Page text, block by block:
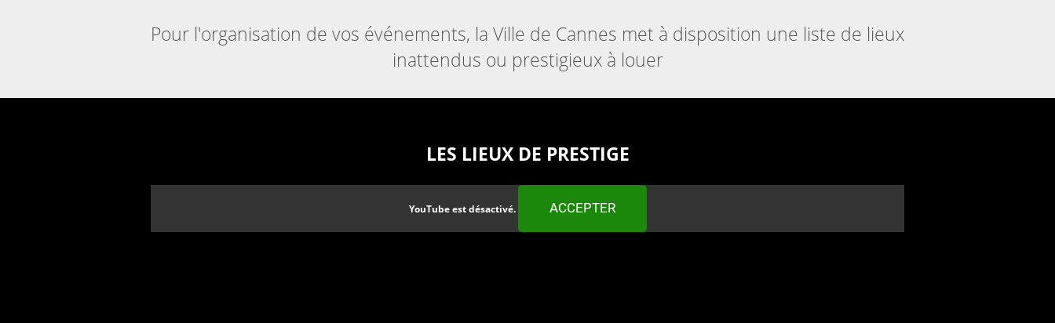
Pour l'organisation de vos événements, la Ville de Cannes met à disposition une liste de lieux
inattendus ou prestigieux à louer
LES LIEUX DE PRESTIGE
YouTube est désactivé. ACCEPTER